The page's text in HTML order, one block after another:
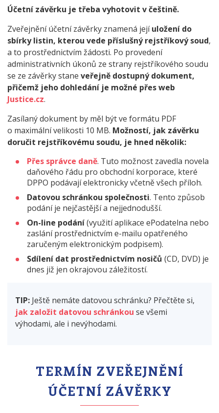
Účetní závěrku je třeba vyhotovit v češtině.
Zveřejnění účetní závěrky znamená jejíuložení do
sbírky listin, kterou vede příslušný rejstříkový soud,
a to prostřednictvím žádosti. Po provedení
administrativních úkonů ze strany rejstříkového soudu
se ze závěrky stane veřejně dostupný dokument,
přičemž jeho dohledání je možné přes web
Justice.cz.
Zasílaný dokument by měl být ve formátu PDF
o maximální velikosti 10 MB. Možností, jak závěrku
doručit rejstříkovému soudu, je hned několik:
Přes správce daně. Tuto možnost zavedla novela
daňového řádu pro obchodní korporace, které
DPPO podávají elektronicky včetně všech příloh.
Datovou schránkou společnosti. Tento způsob
podání je nejčastější a nejjednodušší.
On-line podání(využití aplikace ePodatelna nebo
zaslání prostřednictvím e-mailu opatřeného
zaručeným elektronickým podpisem).
Sdílení dat prostřednictvím nosičů (CD, DVD) je
dnes již jen okrajovou záležitostí.
TIP: Ještě nemáte datovou schránku? Přečtěte si,
jak založit datovou schránkou se všemi
výhodami, ale i nevýhodami.
TERMÍN ZVEŘEJNĚNÍ
ÚČETNÍ ZÁVĚRKY